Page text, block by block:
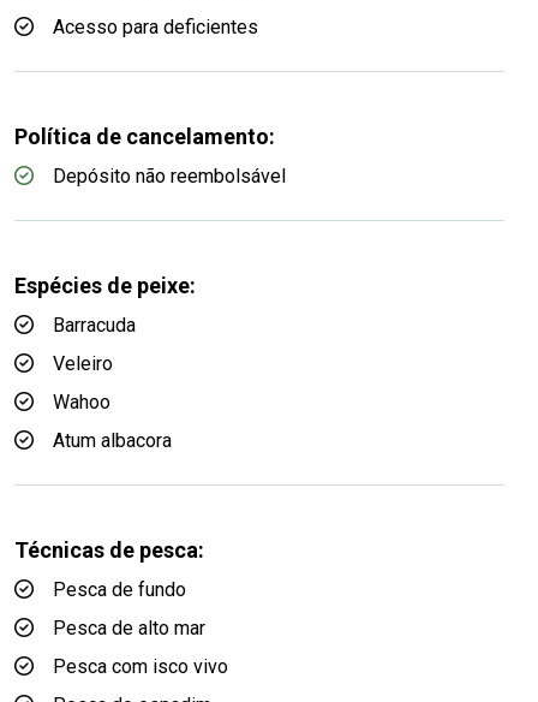
Acesso para deficientes
Política de cancelamento:
Depósito não reembolsável
Espécies de peixe:
Barracuda
Veleiro
Wahoo
Atum albacora
Técnicas de pesca:
Pesca de fundo
Pesca de alto mar
Pesca com isco vivo